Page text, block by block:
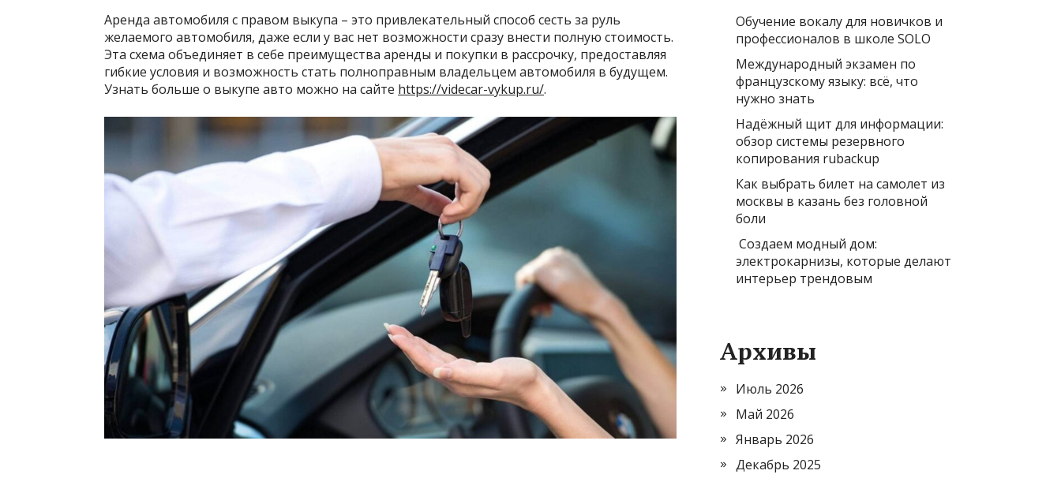
Аренда автомобиля с правом выкупа – это привлекательный способ сесть за руль
желаемого автомобиля, даже если у вас нет возможности сразу внести полную стоимость.
Эта схема объединяет в себе преимущества аренды и покупки в рассрочку, предоставляя
гибкие условия и возможность стать полноправным владельцем автомобиля в будущем.
Узнать больше о выкупе авто можно на сайте https://videcar-vykup.ru/.
Обучение вокалу для новичков и
профессионалов в школе SOLO
Международный экзамен по
французскому языку: всё, что
нужно знать
Надёжный щит для информации:
обзор системы резервного
копирования rubackup
Как выбрать билет на самолет из
москвы в казань без головной
боли
Создаем модный дом:
электрокарнизы, которые делают
интерьер трендовым
Архивы
Июль 2026
Май 2026
Январь 2026
Декабрь 2025